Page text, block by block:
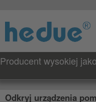
Producent wysokiej
Odkryj urządzenia